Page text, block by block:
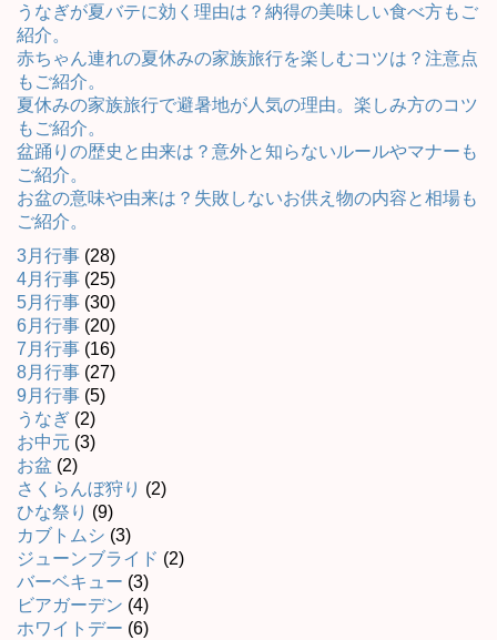
うなぎが夏バテに効く理由は？納得の美味しい食べ方もご
紹介。
赤ちゃん連れの夏休みの家族旅行を楽しむコツは？注意点
もご紹介。
夏休みの家族旅行で避暑地が人気の理由。楽しみ方のコツ
もご紹介。
盆踊りの歴史と由来は？意外と知らないルールやマナーも
ご紹介。
お盆の意味や由来は？失敗しないお供え物の内容と相場も
ご紹介。
3月行事 (28)
4月行事 (25)
5月行事 (30)
6月行事 (20)
7月行事 (16)
8月行事 (27)
9月行事 (5)
うなぎ (2)
お中元 (3)
お盆 (2)
さくらんぼ狩り (2)
ひな祭り (9)
カブトムシ (3)
ジューンブライド (2)
バーベキュー (3)
ビアガーデン (4)
ホワイトデー (6)